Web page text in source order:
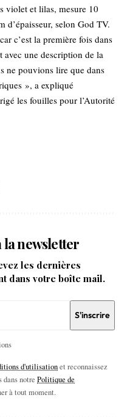
violet et lilas, mesure 10
d’épaisseur, selon God TV.
c’est la première fois dans
avec une description de la
ne pouvions lire que dans
», a expliqué
les fouilles pour l’Autorité
la newsletter
les dernières
dans votre boîte mail.
d'utilisationet reconnaissez
notre Politique de
à tout moment.